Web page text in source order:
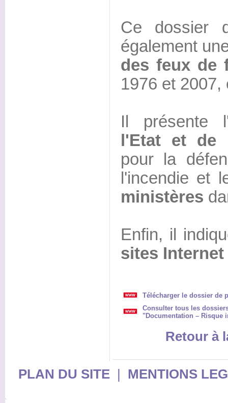
Ce dossier
également
des feux de
1976 et 2007,
Il présente
l'Etat et de
pour la
l'incendie et
ministères
Enfin, il
sites
Télécharger le dossier de
Consulter tous les
"Documentation – Risque
Retour à
PLAN DU SITE| MENTIONS